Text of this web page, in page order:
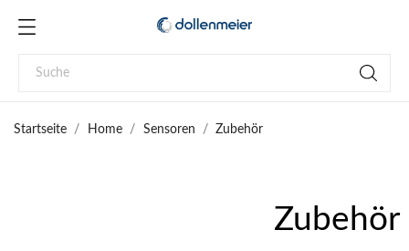
Startseite Home Sensoren Zubehör
Zubehör